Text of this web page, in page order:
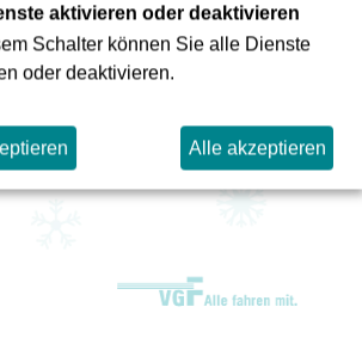
aktivieren oder deaktivieren
Schalter können Sie alle Dienste
oder deaktivieren.
Alle akzeptieren